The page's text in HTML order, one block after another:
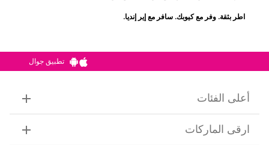
اطر بثقة. وفر مع كيوبك. سافر مع إير إنديا.
تطبيق جوال
أعلى الفئات
ارقى الماركات